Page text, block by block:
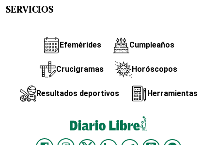
SERVICIOS
Efemérides Cumpleaños
Crucigramas Horóscopos
Resultados deportivos Herramientas